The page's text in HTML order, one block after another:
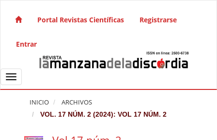
Navegación principal
Barra lateral
Portal Revistas Científicas Registrarse
Entrar
Toggle navigation
INICIO ARCHIVOS
VOL. 17 NÚM. 2 (2024): VOL 17 NÚM. 2